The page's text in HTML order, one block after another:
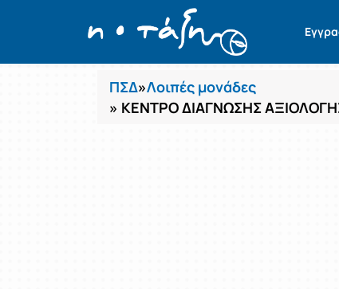
Μαθήματα
ΠΣΔ»Λοιπές μονάδες
» ΚΕΝΤΡΟ ΔΙΑΓΝΩΣΗΣ